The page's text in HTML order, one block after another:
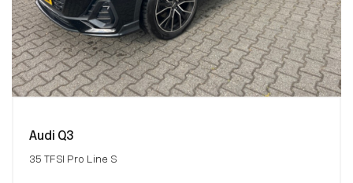
Audi Q3
35 TFSI Pro Line S